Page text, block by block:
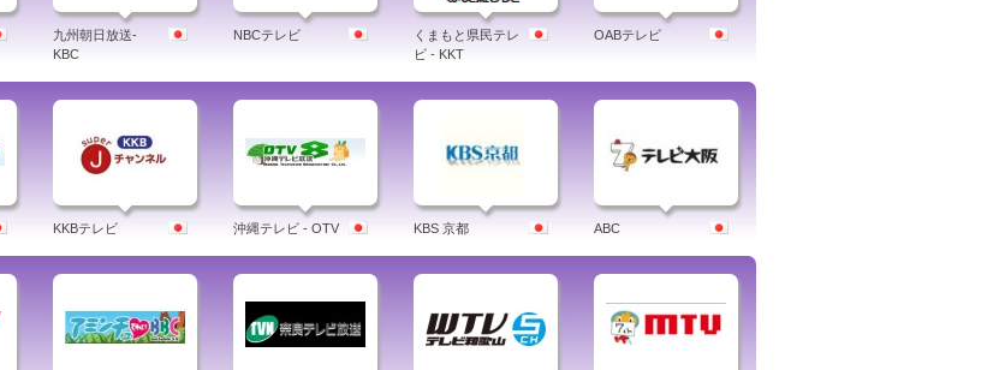
九州朝日放送-
KBC
NBCテレビ
くまもと県民テレ
ビ - KKT
OABテレビ
KKBテレビ 沖縄テレビ - OTV KBS 京都 ABC